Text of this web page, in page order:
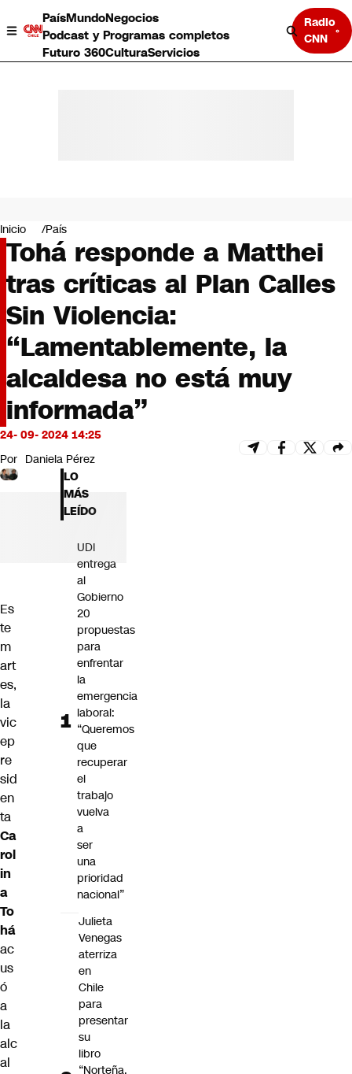
PaísMundoNegocios
Podcast y Programas completos
Futuro 360CulturaServicios
Radio
CNN
Negocios
Deportes
Programas completos
Cultura
Servicios
Bits
CNN tiempo
Futuro 360
Opinión
Inicio País
Tohá responde a Matthei
tras críticas al Plan Calles
Sin Violencia:
“Lamentablemente, la
alcaldesa no está muy
informada”
24- 09- 2024 14:25
Por Daniela Pérez
Es
te
m
art
es,
la
vic
ep
re
sid
en
ta
Ca
rol
in
a
To
há
ac
us
ó
a
la
alc
al
LO
MÁS
LEÍDO
UDI
entrega
al
Gobierno
20
propuestas
para
enfrentar
la
emergencia
laboral:
“Queremos
que
recuperar
el
trabajo
vuelva
a
ser
una
prioridad
nacional”
Julieta
Venegas
aterriza
en
Chile
para
presentar
su
libro
“Norteña.